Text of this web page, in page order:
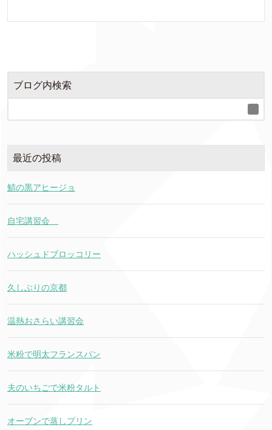
ブログ内検索
最近の投稿
鯖の黒アヒージョ
自宅講習会
ハッシュドブロッコリー
久しぶりの京都
温熱おさらい講習会
米粉で明太フランスパン
夫のいちごで米粉タルト
オーブンで蒸しプリン